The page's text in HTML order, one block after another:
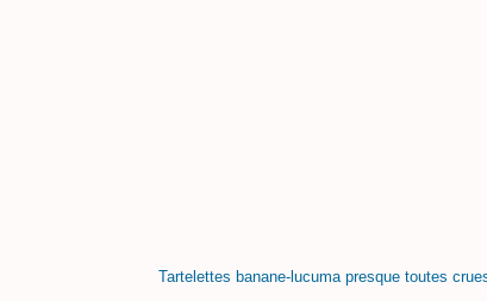
Tartelettes banane-lucuma presque toutes